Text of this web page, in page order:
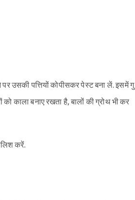
उसकी पत्तियों कोपीसकर पेस्ट बना लें. इसमें गु
काला बनाए रखता है, बालों की ग्रोथ भी कर
करें.